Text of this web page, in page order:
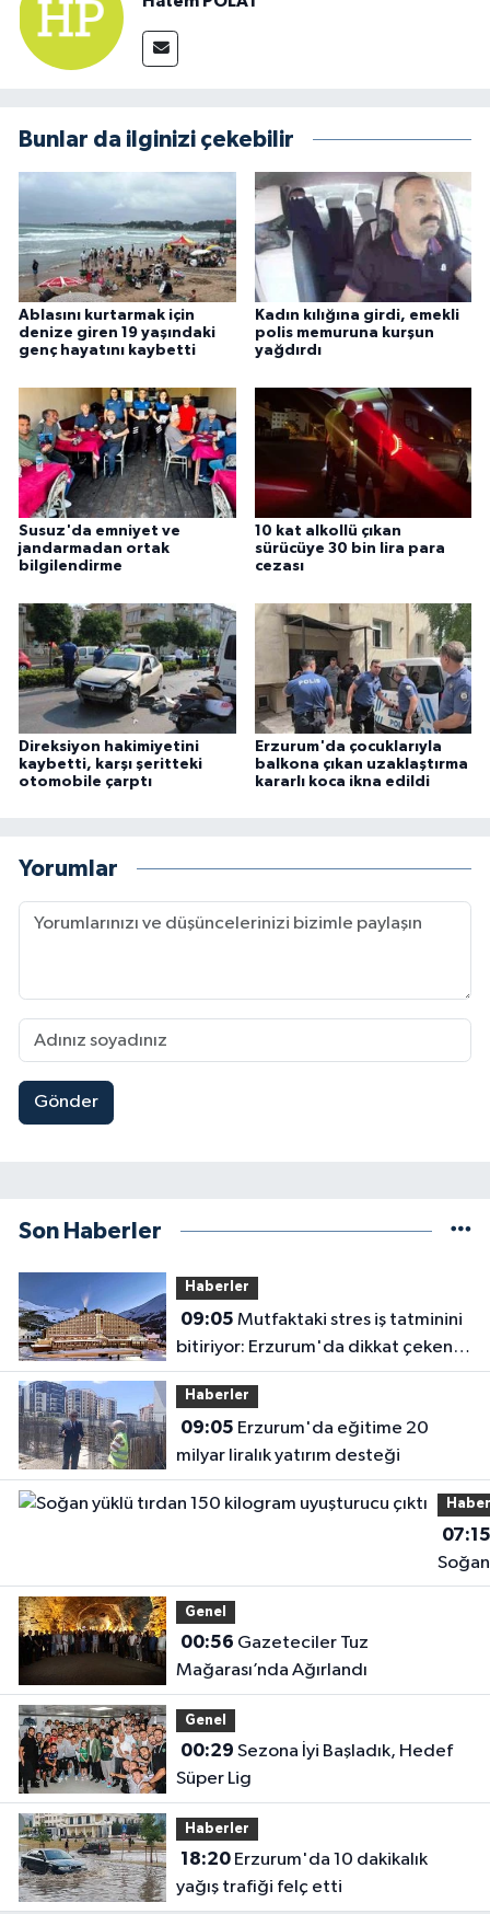
Bunlar da ilginizi çekebilir
Ablasını kurtarmak için
denize giren 19 yaşındaki
genç hayatını kaybetti
Kadın kılığına girdi, emekli
polis memuruna kurşun
yağdırdı
Susuz'da emniyet ve
jandarmadan ortak
bilgilendirme
10 kat alkollü çıkan
sürücüye 30 bin lira para
cezası
Direksiyon hakimiyetini
kaybetti, karşı şeritteki
otomobile çarptı
Erzurum'da çocuklarıyla
balkona çıkan uzaklaştırma
kararlı koca ikna edildi
Yorumlar
Gönder
Son Haberler
Haberler
09:05
bitiriyor: Erzurum'da dikkat çeken
araştırma
Haberler
09:05
milyar liralık yatırım desteği
07:15
Soğan
yüklü
çıktı
Genel
00:56
Mağarası’nda Ağırlandı
Genel
00:29
Süper Lig
Haberler
18:20Erzurum'da 10 dakikalık
yağış trafiği felç etti